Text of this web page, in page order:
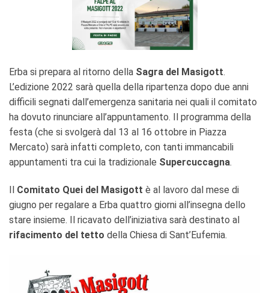
Erba si prepara al ritorno della Sagra del Masigott.
L’edizione 2022 sarà quella della ripartenza dopo due anni
difficili segnati dall’emergenza sanitaria nei quali il comitato
ha dovuto rinunciare all’appuntamento. Il programma della
festa (che si svolgerà dal 13 al 16 ottobre in Piazza
Mercato) sarà infatti completo, con tanti immancabili
appuntamenti tra cui la tradizionale Supercuccagna.
Il Comitato Quei del Masigott è al lavoro dal mese di
giugno per regalare a Erba quattro giorni all’insegna dello
stare insieme. Il ricavato dell’iniziativa sarà destinato al
rifacimento del tetto della Chiesa di Sant’Eufemia.